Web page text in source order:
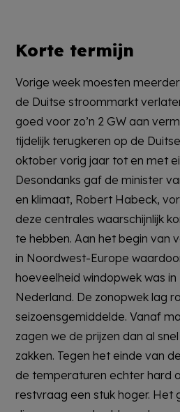
Korte termijn
Vorige week moesten
de Duitse stroommarkt
goed voor zo’n 2 GW aan
tijdelijk terugkeren op de
oktober vorig jaar tot en met
Desondanks gaf de minister
en klimaat, Robert Habeck,
deze centrales waarschijnlijk
te hebben. Aan het begin van
in Noordwest-Europe
hoeveelheid windopwek was in
Nederland. De zonopwek lag
seizoensgemiddelde. Vanaf
zagen we de prijzen dan al
zakken. Tegen het einde van
de temperaturen echter hard
restvraag een stuk hoger. Het